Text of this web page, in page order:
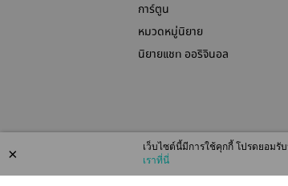
การ์ตูน
หมวดหมู่นิยาย
นิยายแชท ออริจินอล
× เว็บไซต์นี้มีการใช้คุกกี้ โปรดยอม
เราที่นี่